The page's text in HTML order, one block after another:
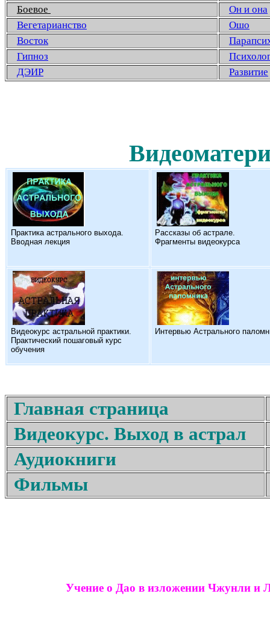
Боевое
Он и она
Вегетарианство
Ошо
Восток
Гипноз
ДЭИР
Развитие
Практика астрального выхода.
Вводная лекция
Рассказы об астрале.
Фрагменты видеокурса
Видеокурс астральной практики.
Практический пошаговый курс
обучения
Интервью Астрального
Главная страница
Видеокурс. Выход в астрал
Аудиокниги
Фильмы
Учение о Дао в изложении Чжунли и